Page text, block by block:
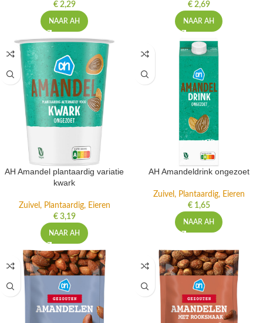
€2,29
NAAR AH
€2,69
NAAR AH
AH Amandel plantaardig variatie
kwark
Zuivel, Plantaardig, Eieren
€3,19
NAAR AH
AH Amandeldrink ongezoet
Zuivel, Plantaardig, Eieren
€1,65
NAAR AH